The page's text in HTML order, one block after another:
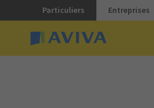
Particuliers Entreprises